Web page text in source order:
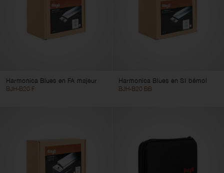
Harmonica Blues en FA majeur
BJH-B20 F
Harmonica Blues en SI bémol
BJH-B20 BB